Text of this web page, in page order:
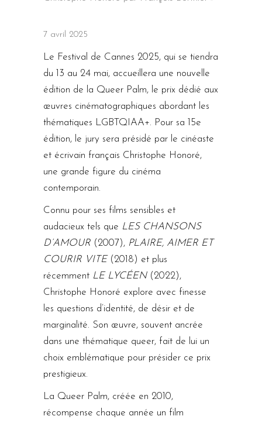
7 avril 2025
Le Festival de Cannes 2025, qui se tiendra
du 13 au 24 mai, accueillera une nouvelle
édition de la Queer Palm, le prix dédié aux
œuvres cinématographiques abordant les
thématiques LGBTQIAA+. Pour sa 15e
édition, le jury sera présidé par le cinéaste
et écrivain français Christophe Honoré,
une grande figure du cinéma
contemporain.
Connu pour ses films sensibles et
audacieux tels que LES CHANSONS
D’AMOUR (2007), PLAIRE, AIMER ET
COURIR VITE (2018) et plus
récemment LE LYCÉEN(2022),
Christophe Honoré explore avec finesse
les questions d’identité, de désir et de
marginalité. Son œuvre, souvent ancrée
dans une thématique queer, fait de lui un
choix emblématique pour présider ce prix
prestigieux.
La Queer Palm, créée en 2010,
récompense chaque année un film